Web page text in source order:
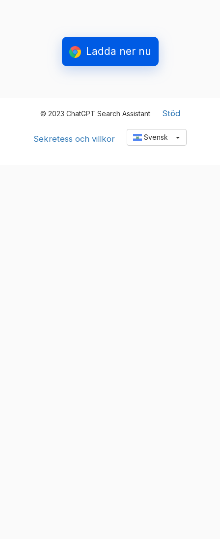
Ladda ner nu
© 2023 ChatGPT Search Assistant Stöd
Sekretess och villkor Svensk